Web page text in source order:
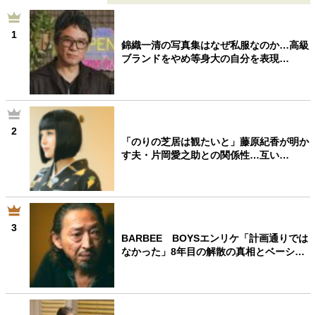
1
錦織一清の写真集はなぜ私服なのか…高級
ブランドをやめ等身大の自分を表現…
2
「のりの芝居は観たいと」藤原紀香が明か
す夫・片岡愛之助との関係性…互い…
3
BARBEE BOYSエンリケ「計画通りでは
なかった」8年目の解散の真相とベーシ…